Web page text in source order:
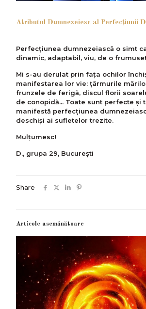
Atributul Dumnezeiesc al Perfecţiunii
Perfecțiunea dumnezeiască o simt
dinamic, adaptabil, viu, de o
Mi s-au derulat prin fața ochilor
manifestarea lor vie: țărmurile
frunzele de ferigă, discul florii
de conopidă... Toate sunt perfecte și
manifestă perfecțiunea
deschiși ai sufletelor trezite.
Mulțumesc!
D., grupa 29, București
Share
Articole asemănătoare